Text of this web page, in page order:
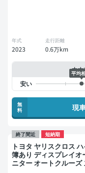
年式
2023
走行距離
0.6万km
中古
平均
無
料
現
終了間近 短納期
トヨタ ヤリスクロス ハイブリッドZ
簿あり ディスプレイ
ニター オートクルーズ